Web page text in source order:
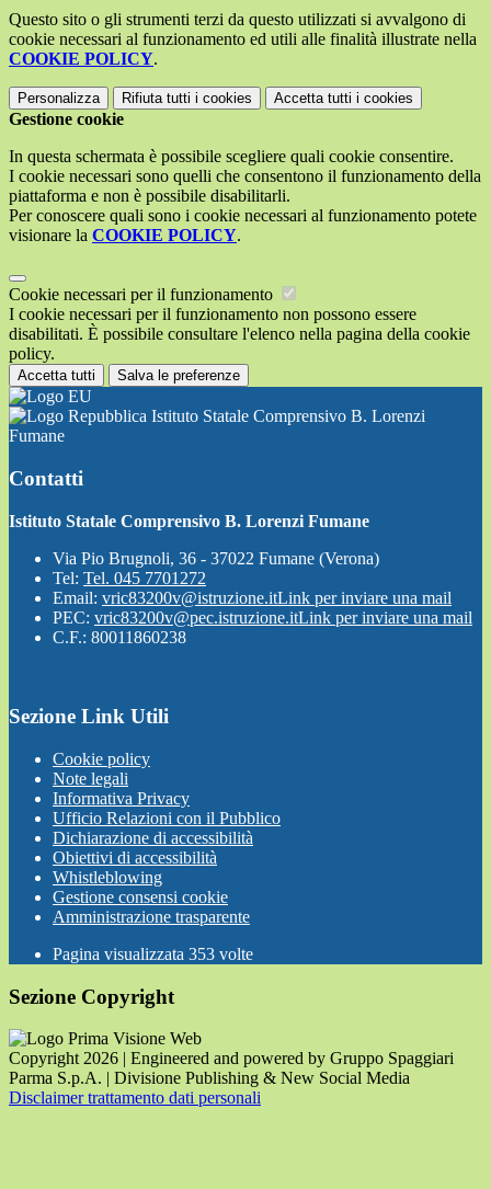
Questo sito o gli strumenti terzi da questo utilizzati si avvalgono di
cookie necessari al funzionamento ed utili alle finalità illustrate nella
COOKIE POLICY.
Personalizza Rifiuta tutti i cookies Accetta tutti i cookies
Gestione cookie
In questa schermata è possibile scegliere quali cookie consentire.
I cookie necessari sono quelli che consentono il funzionamento della
piattaforma e non è possibile disabilitarli.
Per conoscere quali sono i cookie necessari al funzionamento potete
visionare la COOKIE POLICY.
Cookie necessari per il funzionamento
I cookie necessari per il funzionamento non possono essere
disabilitati. È possibile consultare l'elenco nella pagina della cookie
policy.
Accetta tutti Salva le preferenze
Istituto Statale Comprensivo B. Lorenzi
Fumane
Contatti
Istituto Statale Comprensivo B. Lorenzi Fumane
Via Pio Brugnoli, 36 - 37022 Fumane (Verona)
Tel: Tel. 045 7701272
Email: vric83200v@istruzione.itLink per inviare una mail
PEC: vric83200v@pec.istruzione.itLink per inviare una mail
C.F.: 80011860238
Sezione Link Utili
Cookie policy
Note legali
Informativa Privacy
Ufficio Relazioni con il Pubblico
Dichiarazione di accessibilità
Obiettivi di accessibilità
Whistleblowing
Gestione consensi cookie
Amministrazione trasparente
Pagina visualizzata 353 volte
Sezione Copyright
Copyright 2026 | Engineered and powered by Gruppo Spaggiari
Parma S.p.A. | Divisione Publishing & New Social Media
Disclaimer trattamento dati personali